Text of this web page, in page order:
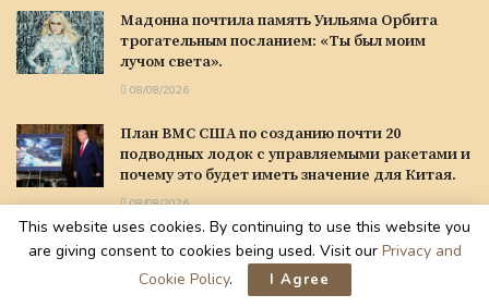
Мадонна почтила память Уильяма Орбита
трогательным посланием: «Ты был моим
лучом света».
08/08/2026
План ВМС США по созданию почти 20
подводных лодок с управляемыми ракетами и
почему это будет иметь значение для Китая.
08/08/2026
Вреден ли чрезмерный просмотр телевизора
для мозга? Возможно.
This website uses cookies. By continuing to use this website you
are giving consent to cookies being used. Visit our Privacy and
Cookie Policy. I Agree